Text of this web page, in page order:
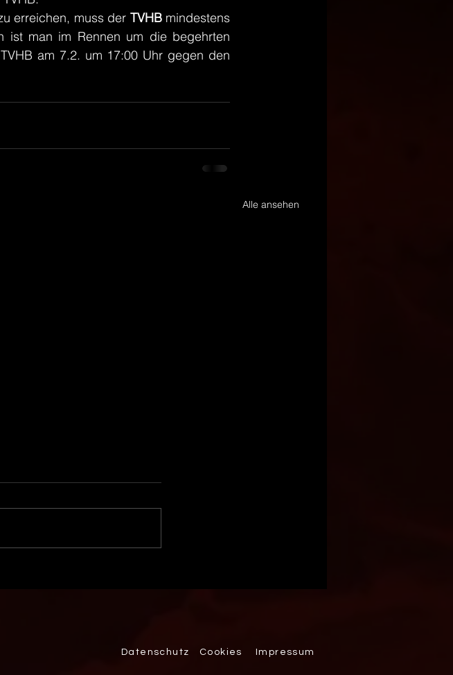
erreichen, muss der TVHB mindestens
ist man im Rennen um die begehrten
am 7.2. um 17:00 Uhr gegen den
Alle ansehen
Datenschutz Cookies Impressum